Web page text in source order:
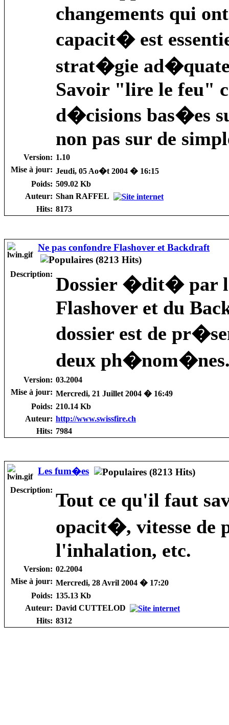
changements qui
capacit� est
strat�gie
Savoir "lire le feu"
d�cisions bas�es
non pas sur de
Version: 1.10
Mise à jour: Jeudi, 05 Ao�t 2004 � 16:15
Poids: 509.02 Kb
Auteur: Shan RAFFEL
Hits: 8173
Ne pas confondre Flashover et Backdraft
Description: Dossier �dit� par
Flashover et du
dossier est de
deux
Version: 03.2004
Mise à jour: Mercredi, 21 Juillet 2004 � 16:49
Poids: 210.14 Kb
Auteur: http://www.swissfire.ch
Hits: 7984
Les fum�es
Description: Tout ce qu'il faut
opacit�, vitesse
l'inhalation, etc.
Version: 02.2004
Mise à jour: Mercredi, 28 Avril 2004 � 17:20
Poids: 135.13 Kb
Auteur: David CUTTELOD
Hits: 8312